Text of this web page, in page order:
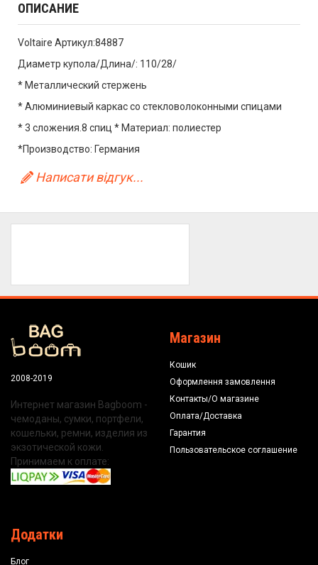
ОПИСАНИЕ
Voltaire Артикул:84887
Диаметр купола/Длина/: 110/28/
* Металлический стержень
* Алюминиевый каркас со стекловолоконными спицами
* 3 сложения.8 спиц * Материал: полиестер
*Производство: Германия
Написати відгук...
2008-2019
Интернет магазин Bagboom -
чемоданы, сумки, портфели,
кошельки, ремни, изделия из
экзотической кожи.
Принимаем к оплате:
Магазин
Кошик
Оформлення замовлення
Контакты/О магазине
Оплата/Доставка
Гарантия
Пользовательское соглашение
Додатки
Блог